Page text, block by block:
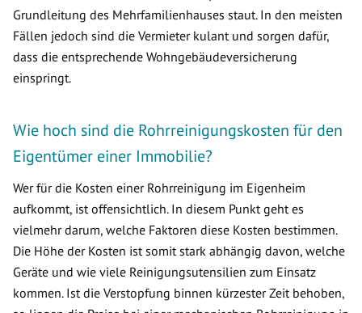
Grundleitung des Mehrfamilienhauses staut. In den meisten
Fällen jedoch sind die Vermieter kulant und sorgen dafür,
dass die entsprechende Wohngebäudeversicherung
einspringt.
Wie hoch sind die Rohrreinigungskosten für den
Eigentümer einer Immobilie?
Wer für die Kosten einer Rohrreinigung im Eigenheim
aufkommt, ist offensichtlich. In diesem Punkt geht es
vielmehr darum, welche Faktoren diese Kosten bestimmen.
Die Höhe der Kosten ist somit stark abhängig davon, welche
Geräte und wie viele Reinigungsutensilien zum Einsatz
kommen. Ist die Verstopfung binnen kürzester Zeit behoben,